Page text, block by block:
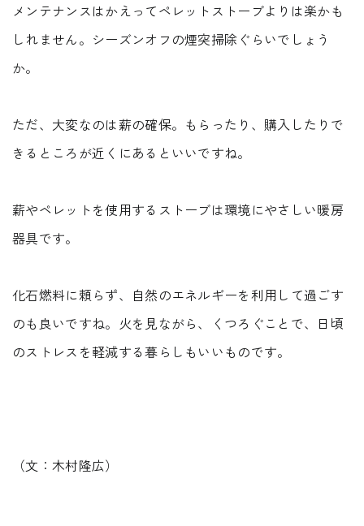
メンテナンスはかえってペレットストーブよりは楽かも
しれません。シーズンオフの煙突掃除ぐらいでしょう
か。
ただ、大変なのは薪の確保。もらったり、購入したりで
きるところが近くにあるといいですね。
薪やペレットを使用するストーブは環境にやさしい暖房
器具です。
化石燃料に頼らず、自然のエネルギーを利用して過ごす
のも良いですね。火を見ながら、くつろぐことで、日頃
のストレスを軽減する暮らしもいいものです。
（文：木村隆広）